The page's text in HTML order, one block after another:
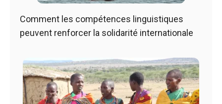
Comment les compétences linguistiques
peuvent renforcer la solidarité internationale